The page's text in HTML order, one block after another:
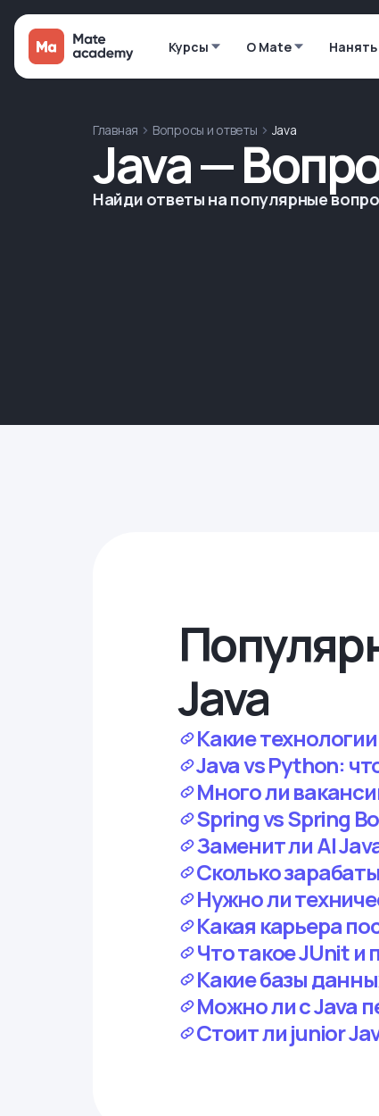
Курсы О Mate
Главная Вопросы и ответы Java
Java —
Найди ответы на популярные
Java
Какие
Java vs Python:
Много ли
Spring vs Spring
Заменит ли AI
Сколько
Нужно ли
Какая карьера
Что такое JUnit и
Какие базы
Можно ли с Java
Стоит ли junior